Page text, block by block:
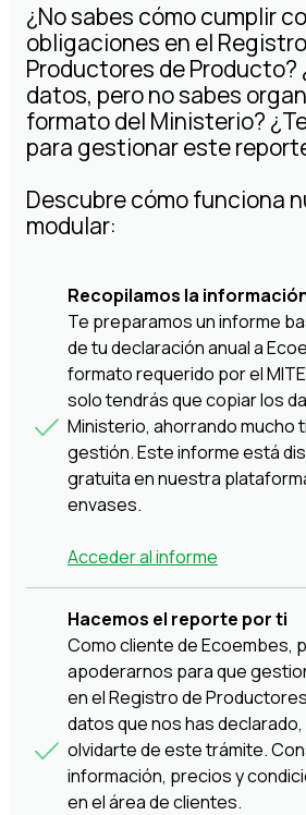
¿No sabes cómo cumplir
obligaciones en el
Productores de Producto?
datos, pero no sabes
formato del Ministerio?
para gestionar este
Descubre cómo funciona
modular:
Recopilamos la
Te preparamos un informe
de tu declaración anual a
formato requerido por el
solo tendrás que copiar los
Ministerio, ahorrando mucho
gestión. Este informe está
gratuita en nuestra
envases.
Acceder al informe
Hacemos el reporte por ti
Como cliente de Ecoembes,
apoderarnos para que
en el Registro de
datos que nos has
olvidarte de este trámite.
información, precios y
en el área de clientes.